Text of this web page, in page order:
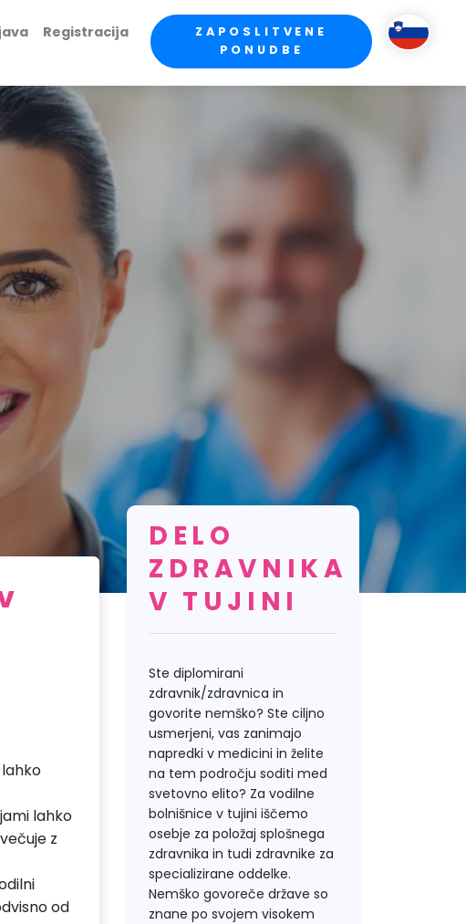
Registracija
ZAPOSLITVENE
PONUDBE
lahko
z
od
DELO
ZDRAVNIKA
V TUJINI
Ste diplomirani
zdravnik/zdravnica in
govorite nemško? Ste ciljno
usmerjeni, vas zanimajo
napredki v medicini in želite
na tem področju soditi med
svetovno elito? Za vodilne
bolnišnice v tujini iščemo
osebje za položaj splošnega
zdravnika in tudi zdravnike za
specializirane oddelke.
Nemško govoreče države so
znane po svojem visokem